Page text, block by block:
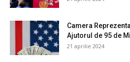
Camera
Ajutorul de 95 de
21 aprilie 2024